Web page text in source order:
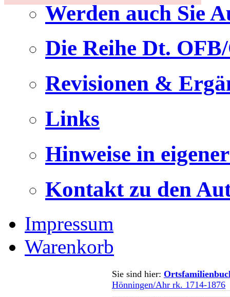
Werden auch Sie
Die Reihe Dt.
Revisionen &
Links
Hinweise in
Kontakt zu den
Impressum
Warenkorb
Sie sind hier:
Hönningen/Ahr rk. 1714-1876